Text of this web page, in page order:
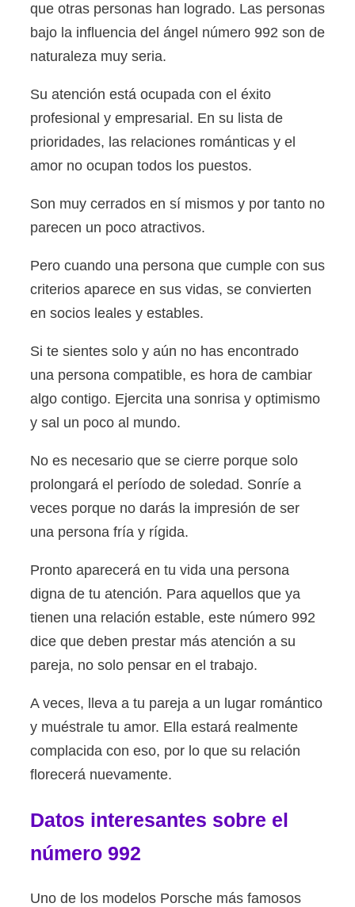
que otras personas han logrado. Las personas
bajo la influencia del ángel número 992 son de
naturaleza muy seria.
Su atención está ocupada con el éxito
profesional y empresarial. En su lista de
prioridades, las relaciones románticas y el
amor no ocupan todos los puestos.
Son muy cerrados en sí mismos y por tanto no
parecen un poco atractivos.
Pero cuando una persona que cumple con sus
criterios aparece en sus vidas, se convierten
en socios leales y estables.
Si te sientes solo y aún no has encontrado
una persona compatible, es hora de cambiar
algo contigo. Ejercita una sonrisa y optimismo
y sal un poco al mundo.
No es necesario que se cierre porque solo
prolongará el período de soledad. Sonríe a
veces porque no darás la impresión de ser
una persona fría y rígida.
Pronto aparecerá en tu vida una persona
digna de tu atención. Para aquellos que ya
tienen una relación estable, este número 992
dice que deben prestar más atención a su
pareja, no solo pensar en el trabajo.
A veces, lleva a tu pareja a un lugar romántico
y muéstrale tu amor. Ella estará realmente
complacida con eso, por lo que su relación
florecerá nuevamente.
Datos interesantes sobre el
número 992
Uno de los modelos Porsche más famosos